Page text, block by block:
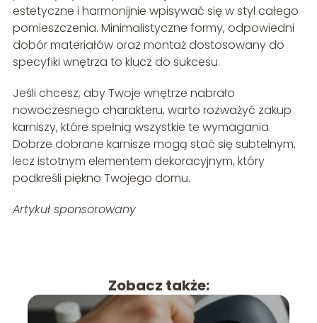
estetyczne i harmonijnie wpisywać się w styl całego
pomieszczenia. Minimalistyczne formy, odpowiedni
dobór materiałów oraz montaż dostosowany do
specyfiki wnętrza to klucz do sukcesu.
Jeśli chcesz, aby Twoje wnętrze nabrało
nowoczesnego charakteru, warto rozważyć zakup
karniszy, które spełnią wszystkie te wymagania.
Dobrze dobrane karnisze mogą stać się subtelnym,
lecz istotnym elementem dekoracyjnym, który
podkreśli piękno Twojego domu.
Artykuł sponsorowany
Zobacz także: